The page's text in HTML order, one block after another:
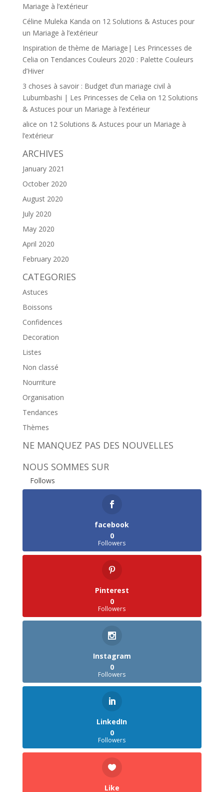
Mariage à l’extérieur
Céline Muleka Kanda on 12 Solutions & Astuces pour
un Mariage à l’extérieur
Inspiration de thème de Mariage| Les Princesses de
Celia on Tendances Couleurs 2020 : Palette Couleurs
d’Hiver
3 choses à savoir : Budget d’un mariage civil à
Lubumbashi | Les Princesses de Celia on 12 Solutions
& Astuces pour un Mariage à l’extérieur
alice on 12 Solutions & Astuces pour un Mariage à
l’extérieur
ARCHIVES
January 2021
October 2020
August 2020
July 2020
May 2020
April 2020
February 2020
CATEGORIES
Astuces
Boissons
Confidences
Decoration
Listes
Non classé
Nourriture
Organisation
Tendances
Thèmes
NE MANQUEZ PAS DES NOUVELLES
NOUS SOMMES SUR
Follows
facebook
0
Followers
Pinterest
0
Followers
Instagram
0
Followers
LinkedIn
0
Followers
Like